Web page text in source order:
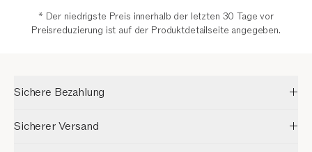
* Der niedrigste Preis innerhalb der letzten 30 Tage vor
Preisreduzierung ist auf der Produktdetailseite angegeben.
Sichere Bezahlung
Sicherer Versand